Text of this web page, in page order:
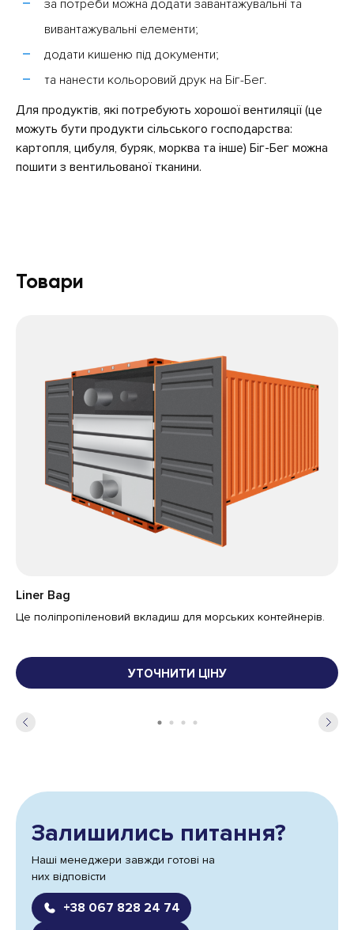
за потреби можна додати завантажувальні та
вивантажувальні елементи;
додати кишеню під документи;
та нанести кольоровий друк на Біг-Бег.
Для продуктів, які потребують хорошої вентиляції (це
можуть бути продукти сільського господарства:
картопля, цибуля, буряк, морква та інше) Біг-Бег можна
пошити з вентильованої тканини.
Товари
Liner Bag
Це поліпропіленовий вкладиш для морських контейнерів.
УТОЧНИТИ ЦІНУ
Залишились питання?
Наші менеджери завжди готові на
них відповісти
+38 067 828 24 74